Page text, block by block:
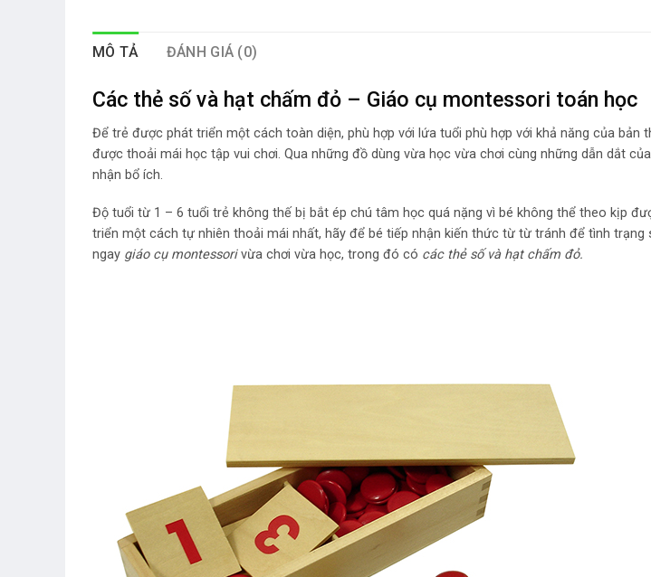
MÔ TẢ ĐÁNH GIÁ (0)
Các thẻ số và hạt chấm đỏ – Giáo cụ montessori toán học
Để trẻ được phát triển một cách toàn diện, phù hợp với lứa tuổi phù hợp với khả năng của bản
được thoải mái học tập vui chơi. Qua những đồ dùng vừa học vừa chơi cùng những dẫn dắt
nhận bổ ích.
Độ tuổi từ 1 – 6 tuổi trẻ không thế bị bắt ép chú tâm học quá nặng vì bé không thể theo kịp
triển một cách tự nhiên thoải mái nhất, hãy để bé tiếp nhận kiến thức từ từ tránh để tình trạng
ngay giáo cụ montessorivừa chơi vừa học, trong đó có các thẻ số và hạt chấm đỏ.